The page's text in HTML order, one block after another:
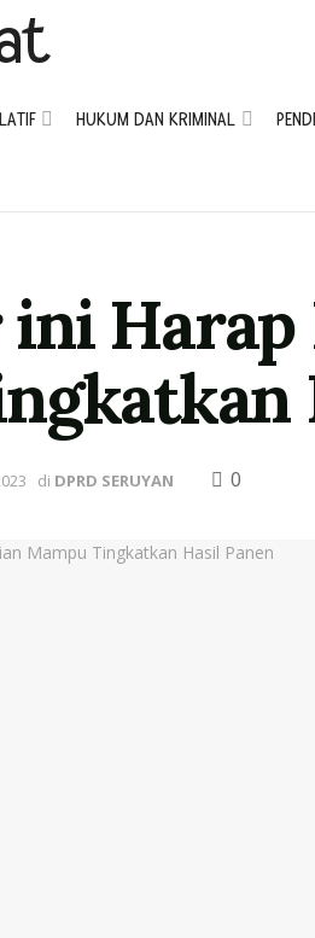
HUKUM DAN KRIMINAL
di DPRD SERUYAN 0